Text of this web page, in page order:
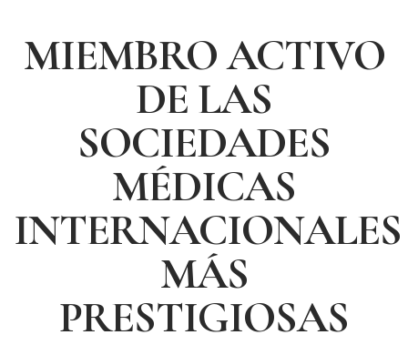
MIEMBRO ACTIVO
DE LAS
SOCIEDADES
MÉDICAS
INTERNACIONALES
MÁS
PRESTIGIOSAS